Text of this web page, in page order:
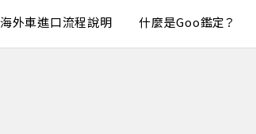
海外車進口流程說明 什麼是Goo鑑定？